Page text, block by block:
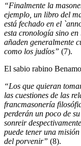
“Finalmente la
ejemplo, un libro del
está fechado en el
esta cronología sino
añaden generalmente
como los judíos” (7).
El sabio rabino
“Los que quieran
las cuestiones de las
francmasonería
perderán un poco de
sonreir
puede tener una
del porvenir” (8).